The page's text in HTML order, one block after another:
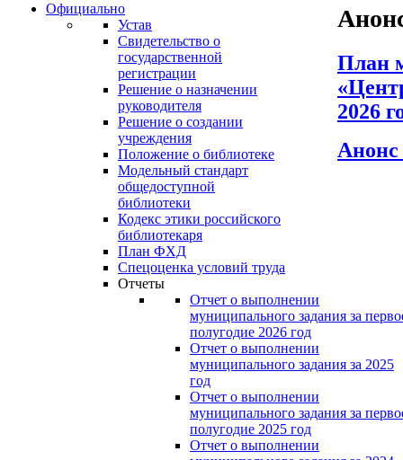
Официально
Устав
Свидетельство о
государственной
регистрации
Решение о назначении
руководителя
Решение о создании
учреждения
Положение о библиотеке
Модельный стандарт
общедоступной
библиотеки
Кодекс этики российского
библиотекаря
План ФХД
Спецоценка условий труда
Отчеты
Отчет о выполнении
муниципального задания за
полугодие 2026 год
Отчет о выполнении
муниципального задания за 2025
год
Отчет о выполнении
муниципального задания за
полугодие 2025 год
Отчет о выполнении
План
2026